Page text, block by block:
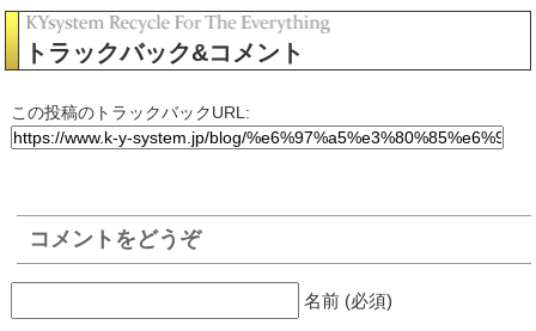
トラックバック&コメント
この投稿のトラックバックURL:
コメントをどうぞ
名前 (必須)